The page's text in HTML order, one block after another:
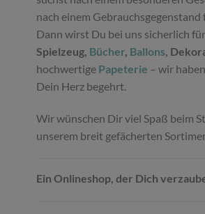
nach einem Gebrauchsgegenstand
Dann wirst Du bei uns sicherlich
Spielzeug, Bücher, Ballons,
hochwertige Papeterie – wir
Dein Herz begehrt.
Wir wünschen Dir viel Spaß beim
unserem breit gefächerten
Ein Onlineshop, der Dich